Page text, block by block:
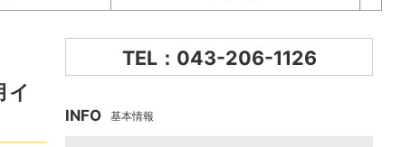
イ
TEL：043-206-1126
INFO 基本情報